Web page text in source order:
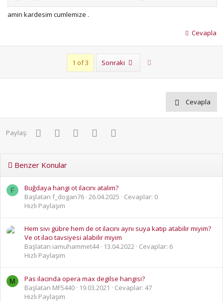
amin kardesim cumlemize .
Cevapla
1 of 3 Sonraki
Cevapla
Paylaş: FacebookTwitter PinterestWhatsApp
Benzer Konular
F
Buğdaya hangi ot ilacını atalım?
Başlatan f_dogan76 26.04.2025
Cevaplar: 0
Hızlı Paylaşım
Hem sıvı gübre hem de ot ilacını aynı suya katıp atabilir miyim?
Ve ot ilacı tavsiyesi alabilir miyim
Başlatan iamuhammet44
13.04.2022 Cevaplar: 6
Hızlı Paylaşım
M
Pas ilacinda opera max degilse hangisi?
Başlatan MF5440
19.03.2021
Cevaplar: 47
Hızlı Paylaşım